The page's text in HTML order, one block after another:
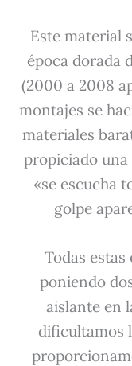
Este material
época dorada
(2000 a 2008
montajes se
materiales
propiciado
«se escucha
golpe
Todas
poniendo
aislante en
dificultamos